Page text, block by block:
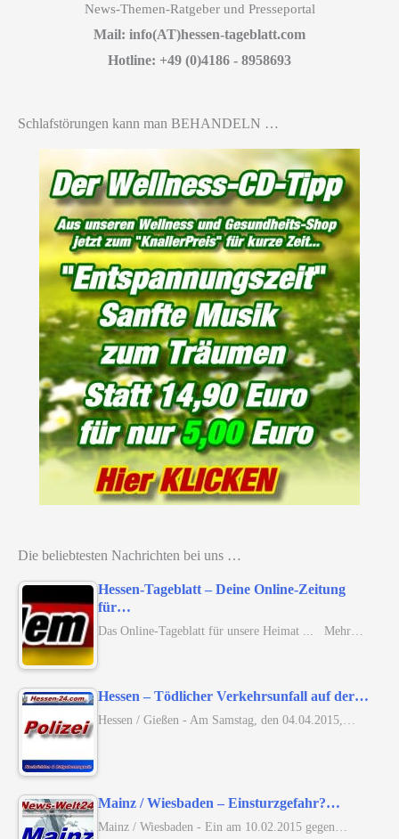
News-Themen-Ratgeber und Presseportal
Mail: info(AT)hessen-tageblatt.com
Hotline: +49 (0)4186 - 8958693
Schlafstörungen kann man BEHANDELN …
Die beliebtesten Nachrichten bei uns …
Hessen-Tageblatt – Deine Online-Zeitung
für…
Das Online-Tageblatt für unsere Heimat ... Mehr…
Hessen – Tödlicher Verkehrsunfall auf der…
Hessen / Gießen - Am Samstag, den 04.04.2015,…
Mainz / Wiesbaden – Einsturzgefahr?…
Mainz / Wiesbaden - Ein am 10.02.2015 gegen…